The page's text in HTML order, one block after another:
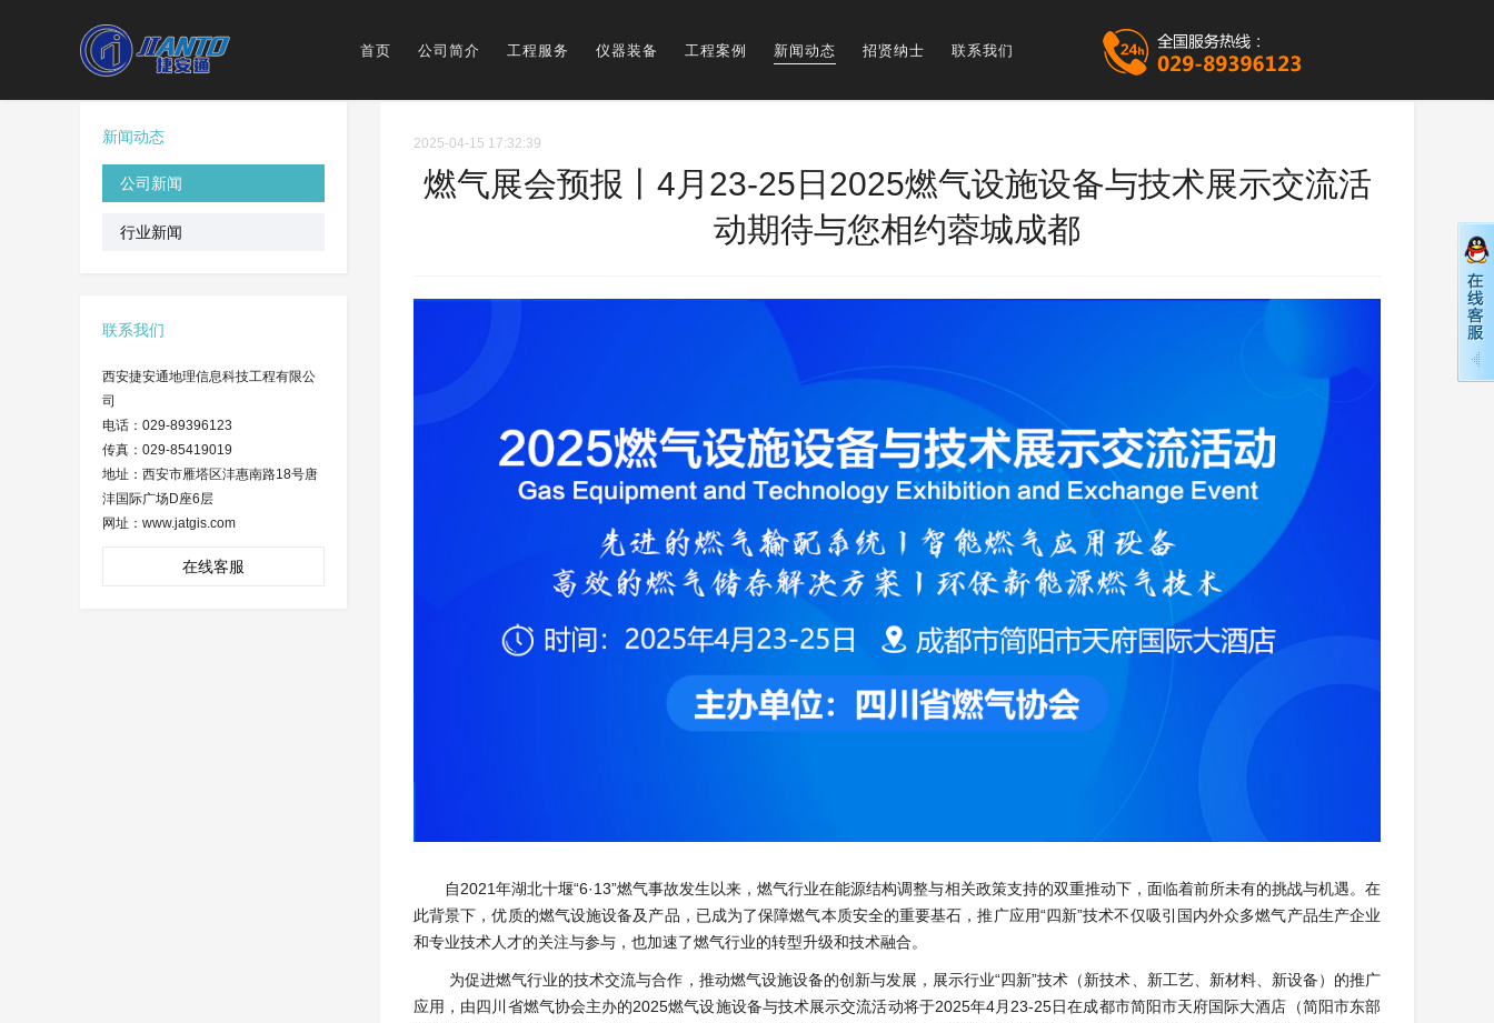
首页 公司简介 工程服务 仪器装备 工程案例 新闻动态 招贤纳士 联系我们
新闻动态
公司新闻
行业新闻
联系我们
西安捷安通地理信息科技工程有限公
司
电话：029-89396123
传真：029-85419019
地址：西安市雁塔区沣惠南路18号唐
沣国际广场D座6层
网址：www.jatgis.com
在线客服
2025-04-15 17:32:39
燃气展会预报丨4月23-25日2025燃气设施设备与技术展示交流活
动期待与您相约蓉城成都
自2021年湖北十堰“6·13”燃气事故发生以来，燃气行业在能源结构调整与相关政策支持的双重推动下，面临着前所未有的挑战与机遇。在
此背景下，优质的燃气设施设备及产品，已成为了保障燃气本质安全的重要基石，推广应用“四新”技术不仅吸引国内外众多燃气产品生产企业
和专业技术人才的关注与参与，也加速了燃气行业的转型升级和技术融合。
为促进燃气行业的技术交流与合作，推动燃气设施设备的创新与发展，展示行业“四新”技术（新技术、新工艺、新材料、新设备）的推广
应用，由四川省燃气协会主办的2025燃气设施设备与技术展示交流活动将于2025年4月23-25日在成都市简阳市天府国际大酒店（简阳市东部